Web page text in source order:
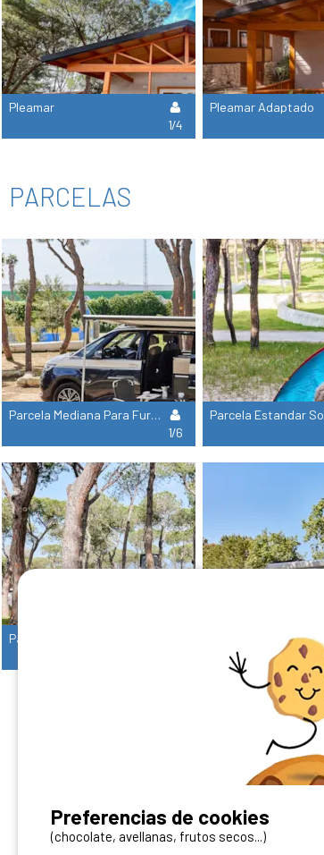
Pleamar
1/4
Pleamar Adaptado
PARCELAS
Parcela Mediana Para Furgoneta Camper O Coche Con Caravana Pequeña
1/6
Puedes difundirlo en nuestro sitio
Preferencias de cookies
(chocolate, avellanas, frutos secos...)